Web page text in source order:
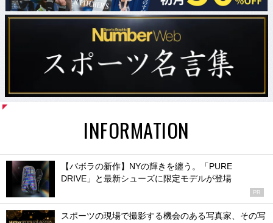
INFORMATION
【バボラの新作】NYの輝きを纏う。「PURE
DRIVE」と最新シューズに限定モデルが登場
PR
スポーツの現場で撮影する機会のある写真家、その写